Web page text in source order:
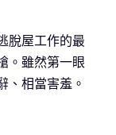
脫屋工作的最
。雖然第一眼
、相當害羞。